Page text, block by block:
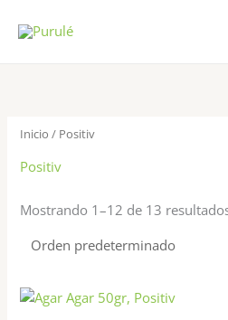
Inicio / Positiv
Positiv
Mostrando 1–12 de 13